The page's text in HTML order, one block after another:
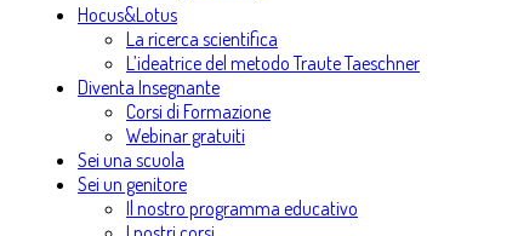
Hocus&Lotus
La ricerca scientifica
L’ideatrice del metodo Traute Taeschner
Diventa Insegnante
Corsi di Formazione
Webinar gratuiti
Sei una scuola
Sei un genitore
Il nostro programma educativo